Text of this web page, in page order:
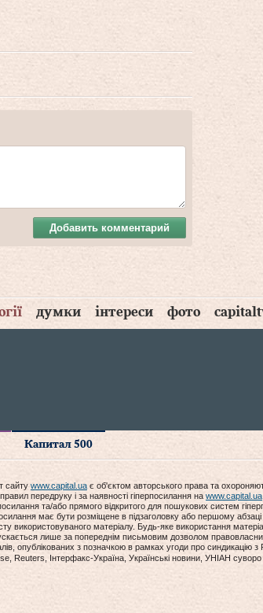
Добавить комментарий
думки інтереси фото
Капитал 500
сайту www.capital.ua є об'єктом авторського права та
передруку і за наявності гіперпосилання на www.capital.ua
та/або прямого відкритого для пошукових систем
має бути розміщене в підзаголовку або першому
матеріалу. Будь-яке використання
лише за попереднім письмовим дозволом
опублікованих з позначкою в рамках угоди про синдикацію
Reuters, Інтерфакс-Україна, Українські новини, УНІАН